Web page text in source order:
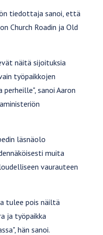
tiedottaja sanoi, että
Church Roadin ja Old
näitä sijoituksia
työpaikkojen
sanoi Aaron
läsnäolo
muita
vaurauteen
tulee pois näiltä
ja työpaikka
hän sanoi.